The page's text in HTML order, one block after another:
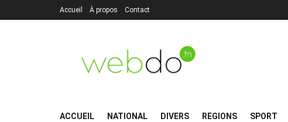
Accueil À propos Contact
ACCUEIL NATIONAL DIVERS REGIONS SPORT